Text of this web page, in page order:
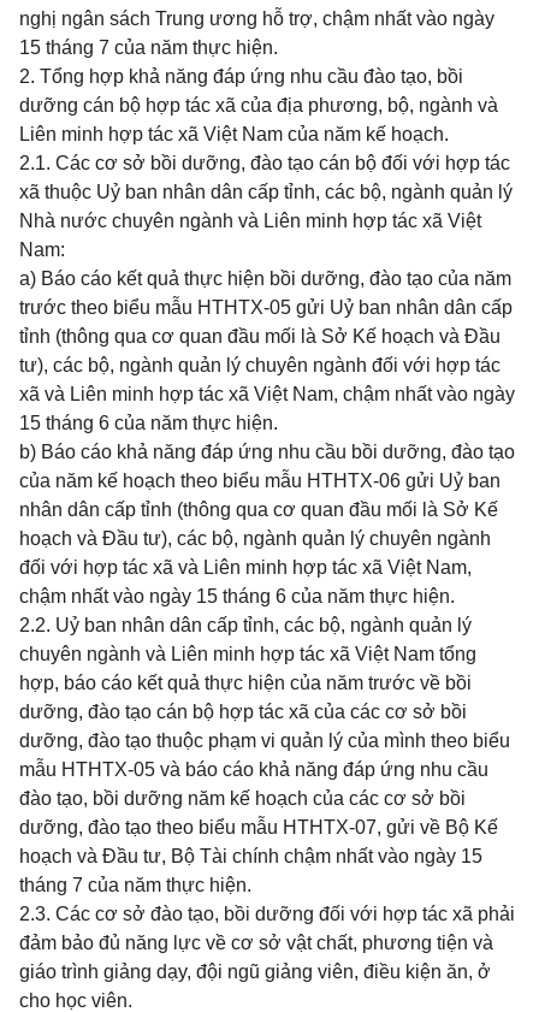
nghị ngân sách Trung ương hỗ trợ, chậm nhất vào ngày
15 tháng 7 của năm thực hiện.
2. Tổng hợp khả năng đáp ứng nhu cầu đào tạo, bồi
dưỡng cán bộ hợp tác xã của địa phương, bộ, ngành và
Liên minh hợp tác xã Việt Nam của năm kế hoạch.
2.1. Các cơ sở bồi dưỡng, đào tạo cán bộ đối với hợp tác
xã thuộc Uỷ ban nhân dân cấp tỉnh, các bộ, ngành quản lý
Nhà nước chuyên ngành và Liên minh hợp tác xã Việt
Nam:
a) Báo cáo kết quả thực hiện bồi dưỡng, đào tạo của năm
trước theo biểu mẫu HTHTX-05 gửi Uỷ ban nhân dân cấp
tỉnh (thông qua cơ quan đầu mối là Sở Kế hoạch và Đầu
tư), các bộ, ngành quản lý chuyên ngành đối với hợp tác
xã và Liên minh hợp tác xã Việt Nam, chậm nhất vào ngày
15 tháng 6 của năm thực hiện.
b) Báo cáo khả năng đáp ứng nhu cầu bồi dưỡng, đào tạo
của năm kế hoạch theo biểu mẫu HTHTX-06 gửi Uỷ ban
nhân dân cấp tỉnh (thông qua cơ quan đầu mối là Sở Kế
hoạch và Đầu tư), các bộ, ngành quản lý chuyên ngành
đối với hợp tác xã và Liên minh hợp tác xã Việt Nam,
chậm nhất vào ngày 15 tháng 6 của năm thực hiện.
2.2. Uỷ ban nhân dân cấp tỉnh, các bộ, ngành quản lý
chuyên ngành và Liên minh hợp tác xã Việt Nam tổng
hợp, báo cáo kết quả thực hiện của năm trước về bồi
dưỡng, đào tạo cán bộ hợp tác xã của các cơ sở bồi
dưỡng, đào tạo thuộc phạm vi quản lý của mình theo biểu
mẫu HTHTX-05 và báo cáo khả năng đáp ứng nhu cầu
đào tạo, bồi dưỡng năm kế hoạch của các cơ sở bồi
dưỡng, đào tạo theo biểu mẫu HTHTX-07, gửi về Bộ Kế
hoạch và Đầu tư, Bộ Tài chính chậm nhất vào ngày 15
tháng 7 của năm thực hiện.
2.3. Các cơ sở đào tạo, bồi dưỡng đối với hợp tác xã phải
đảm bảo đủ năng lực về cơ sở vật chất, phương tiện và
giáo trình giảng dạy, đội ngũ giảng viên, điều kiện ăn, ở
cho học viên.